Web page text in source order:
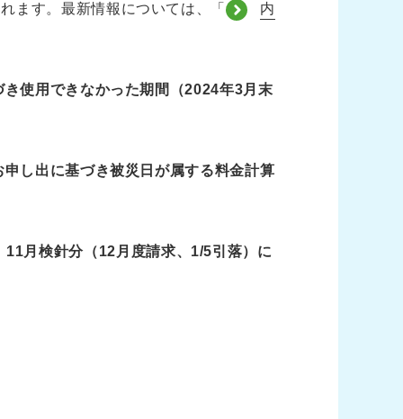
ます。最新情報については、「 内
使用できなかった期間（2024年3月末
し出に基づき被災日が属する料金計算
月検針分（12月度請求、1/5引落）に